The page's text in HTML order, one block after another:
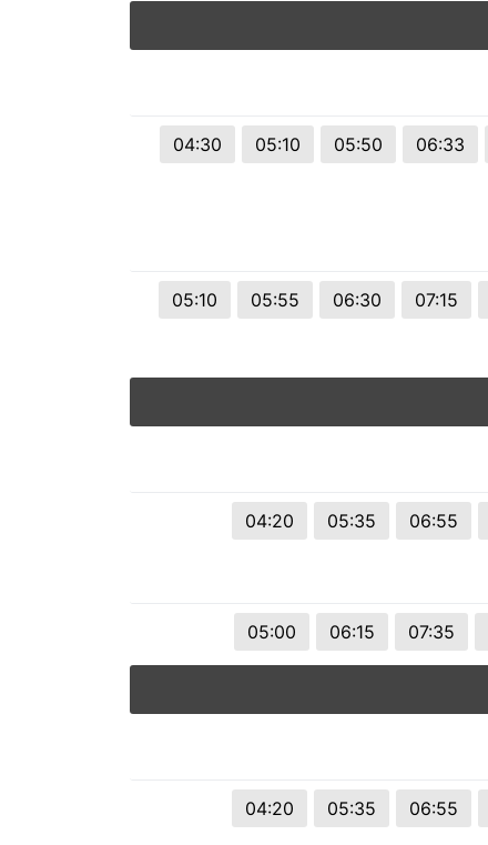
04:30 05:10 05:50 06:33
05:10 05:55 06:30 07:15
04:20 05:35 06:55
05:00 06:15 07:35
04:20 05:35 06:55